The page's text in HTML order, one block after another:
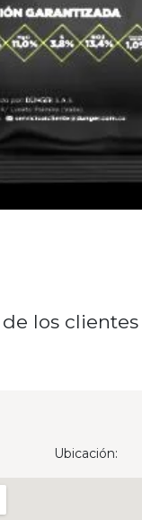
de los clientes
Ubicación: